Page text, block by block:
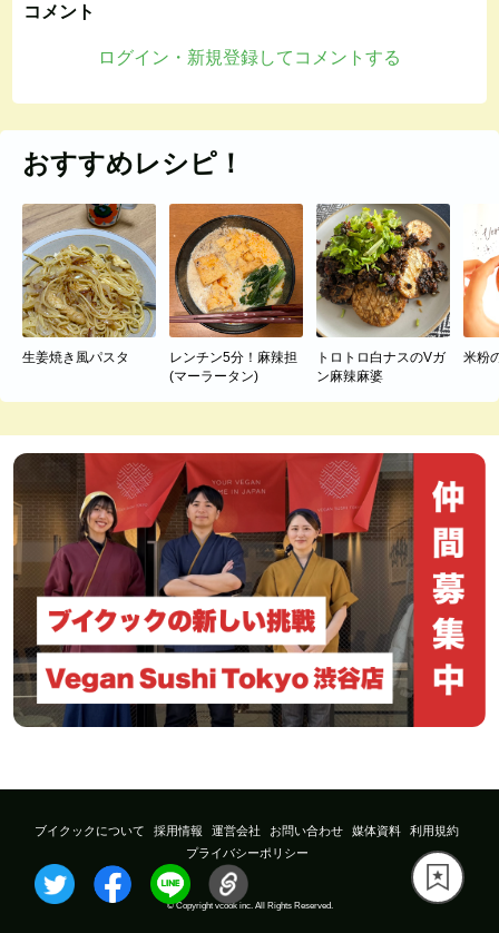
コメント
ログイン・新規登録してコメントする
おすすめレシピ！
生姜焼き風パスタ
レンチン5分！麻辣担
(マーラータン)
トロトロ白ナスのVガ
ン麻辣麻婆
米粉
ブイクックについて 採用情報 運営会社 お問い合わせ 媒体資料
利用規約
プライバシーポリシー
© Copyright vcook inc. All Rights Reserved.